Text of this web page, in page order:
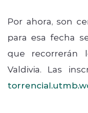
Por ahora, son
para esa fecha
que recorrerán
Valdivia. Las